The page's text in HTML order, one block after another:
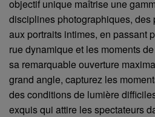
objectif unique maîtrise une
disciplines photographiques, des
aux portraits intimes, en passant
rue dynamique et les moments
sa remarquable ouverture
grand angle, capturez les
des conditions de lumière
exquis qui attire les spectateurs